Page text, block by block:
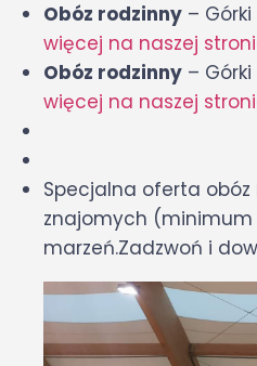
Obóz rodzinny –
więcej na naszej
Obóz rodzinny –
więcej na naszej
Specjalna oferta obóz
znajomych (minimum
marzeń.Zadzwoń i